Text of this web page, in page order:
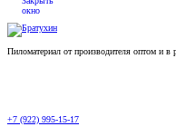
Пиломатериал от производителя оптом и в
+7 (922) 995-15-17